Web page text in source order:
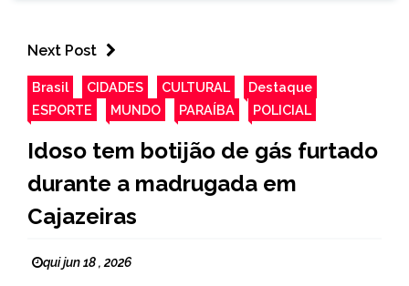
Next Post
Brasil CIDADES CULTURAL
Destaque
ESPORTE
MUNDO PARAÍBA POLICIAL
Idoso tem botijão de gás furtado
durante a madrugada em
Cajazeiras
qui jun 18 , 2026